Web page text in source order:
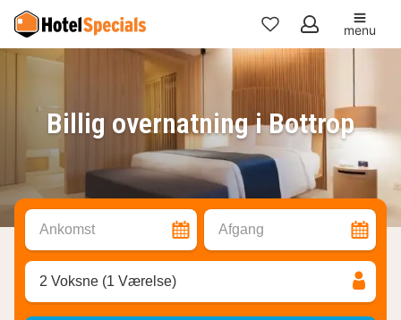
Mine
favoritter
menu
Billig overnatning i Bottrop
Ankomst Afgang
2 Voksne (1 Værelse)